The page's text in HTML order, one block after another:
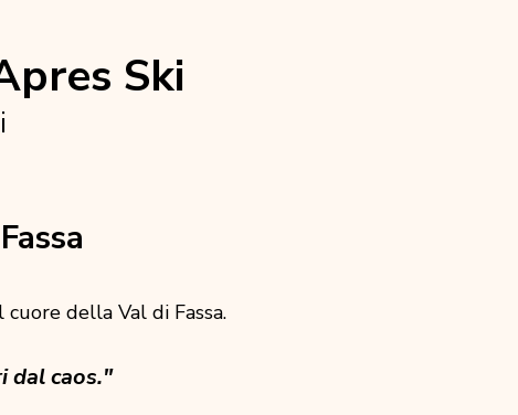
Ski
della Val di Fassa.
dal caos."